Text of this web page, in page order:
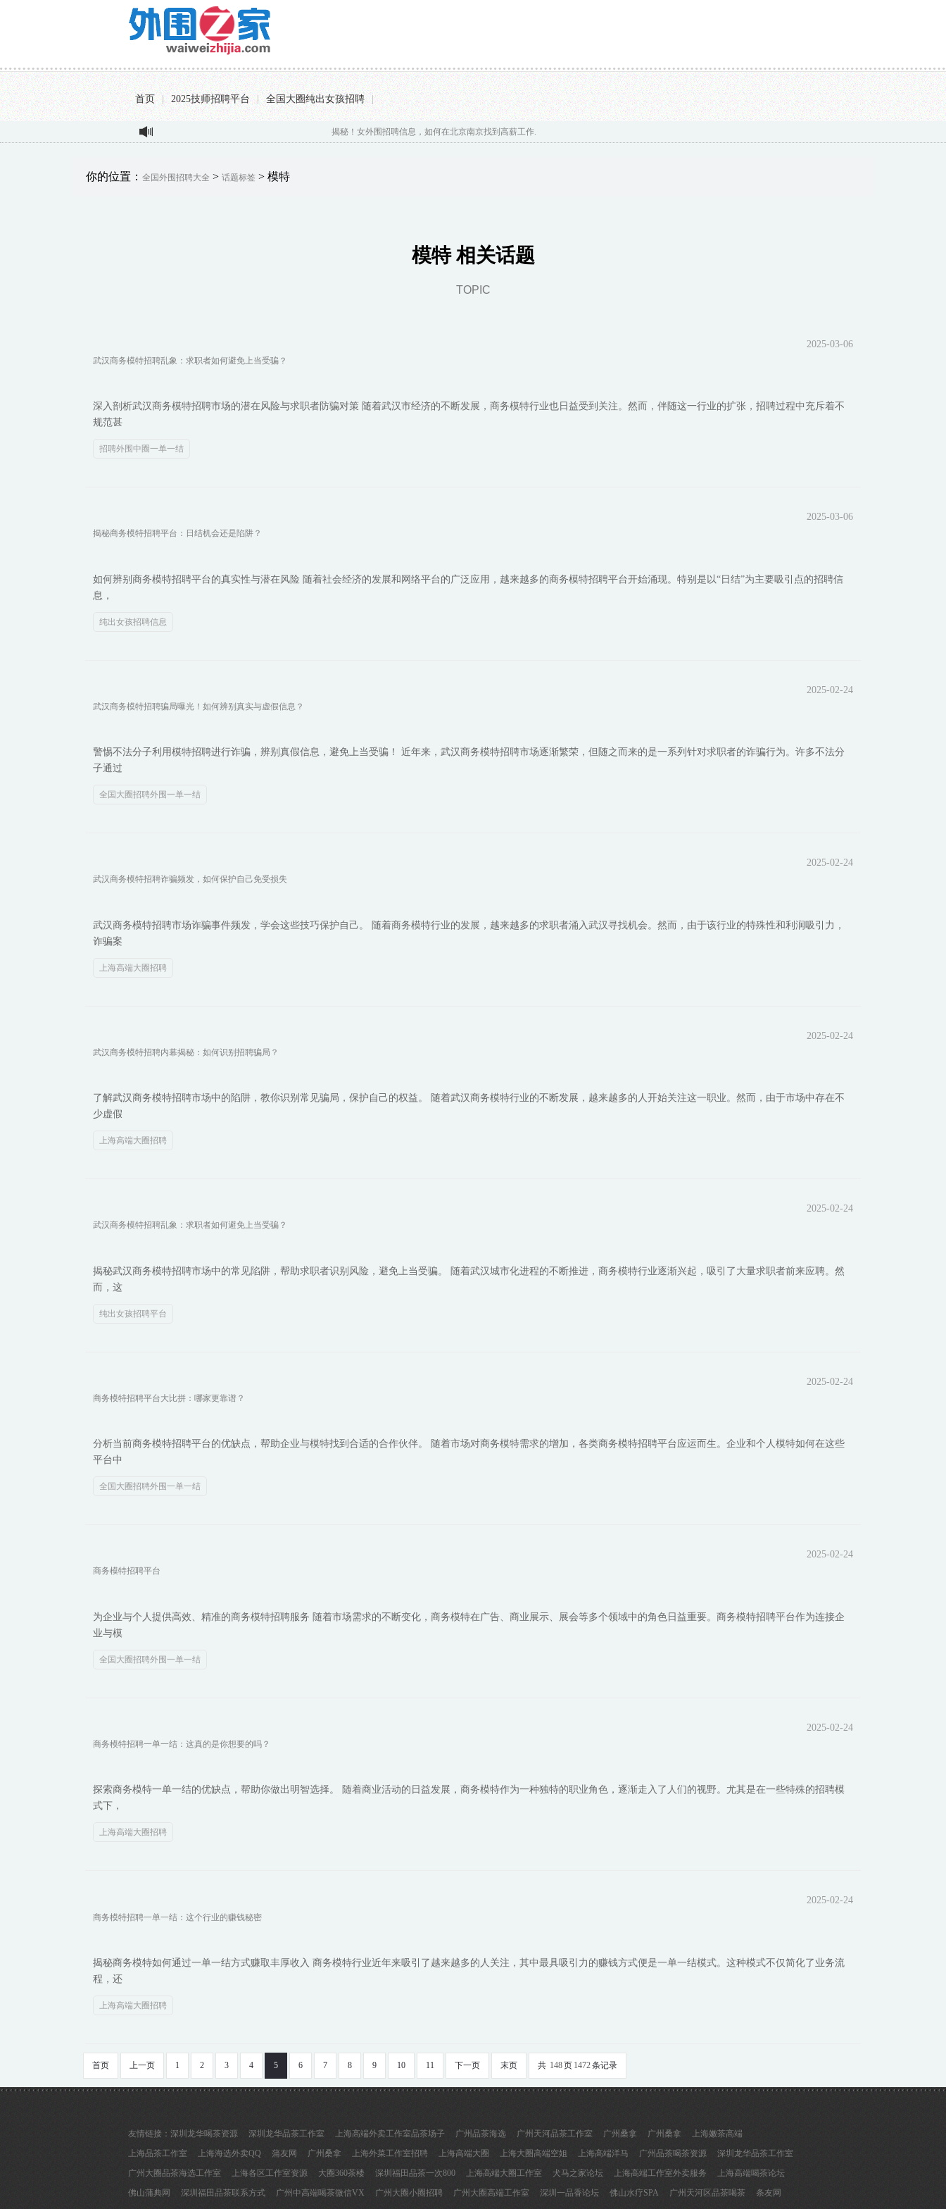
首页 | 2025技师招聘平台 | 全国大圈纯出女孩招聘 |
揭秘！女外围招聘信息，如何在北京南京找到高薪工作... 做外围是什么职业...
你的位置： 全国外围招聘大全 > 话题标签 > 模特
模特 相关话题
TOPIC
武汉商务模特招聘乱象：求职者如何避免上当受骗？
2025-03-06
深入剖析武汉商务模特招聘市场的潜在风险与求职者防骗对策 随着武汉市经济的不断发展，商务模特行业也日益受到关注。然而，伴随这一行业的扩张，招聘过程中充斥着不
规范甚
招聘外围中圈一单一结
揭秘商务模特招聘平台：日结机会还是陷阱？
2025-03-06
如何辨别商务模特招聘平台的真实性与潜在风险 随着社会经济的发展和网络平台的广泛应用，越来越多的商务模特招聘平台开始涌现。特别是以“日结”为主要吸引点的招聘信
息，
纯出女孩招聘信息
武汉商务模特招聘骗局曝光！如何辨别真实与虚假信息？
2025-02-24
警惕不法分子利用模特招聘进行诈骗，辨别真假信息，避免上当受骗！ 近年来，武汉商务模特招聘市场逐渐繁荣，但随之而来的是一系列针对求职者的诈骗行为。许多不法分
子通过
全国大圈招聘外围一单一结
武汉商务模特招聘诈骗频发，如何保护自己免受损失
2025-02-24
武汉商务模特招聘市场诈骗事件频发，学会这些技巧保护自己。 随着商务模特行业的发展，越来越多的求职者涌入武汉寻找机会。然而，由于该行业的特殊性和利润吸引力，
诈骗案
上海高端大圈招聘
武汉商务模特招聘内幕揭秘：如何识别招聘骗局？
2025-02-24
了解武汉商务模特招聘市场中的陷阱，教你识别常见骗局，保护自己的权益。 随着武汉商务模特行业的不断发展，越来越多的人开始关注这一职业。然而，由于市场中存在不
少虚假
上海高端大圈招聘
武汉商务模特招聘乱象：求职者如何避免上当受骗？
2025-02-24
揭秘武汉商务模特招聘市场中的常见陷阱，帮助求职者识别风险，避免上当受骗。 随着武汉城市化进程的不断推进，商务模特行业逐渐兴起，吸引了大量求职者前来应聘。然
而，这
纯出女孩招聘平台
商务模特招聘平台大比拼：哪家更靠谱？
2025-02-24
分析当前商务模特招聘平台的优缺点，帮助企业与模特找到合适的合作伙伴。 随着市场对商务模特需求的增加，各类商务模特招聘平台应运而生。企业和个人模特如何在这些
平台中
全国大圈招聘外围一单一结
商务模特招聘平台
2025-02-24
为企业与个人提供高效、精准的商务模特招聘服务 随着市场需求的不断变化，商务模特在广告、商业展示、展会等多个领域中的角色日益重要。商务模特招聘平台作为连接企
业与模
全国大圈招聘外围一单一结
商务模特招聘一单一结：这真的是你想要的吗？
2025-02-24
探索商务模特一单一结的优缺点，帮助你做出明智选择。 随着商业活动的日益发展，商务模特作为一种独特的职业角色，逐渐走入了人们的视野。尤其是在一些特殊的招聘模
式下，
上海高端大圈招聘
商务模特招聘一单一结：这个行业的赚钱秘密
2025-02-24
揭秘商务模特如何通过一单一结方式赚取丰厚收入 商务模特行业近年来吸引了越来越多的人关注，其中最具吸引力的赚钱方式便是一单一结模式。这种模式不仅简化了业务流
程，还
上海高端大圈招聘
首页 上一页 1 2 3 4 5 6 7 8 9 10 11 下一页 末页 共 148页 1472条记录
友情链接： 深圳龙华喝茶资源 深圳龙华品茶工作室 上海高端外卖工作室品茶场子 广州品茶海选 广州天河品茶工作室 广州桑拿 广州桑拿
上海嫩茶高端
上海品茶工作室
上海海选外卖QQ 蒲友网 广州桑拿 上海外菜工作室招聘 上海高端大圈 上海大圈高端空姐 上海高端洋马 广州品茶喝茶资源
深圳龙华品茶工作室
广州大圈品茶海选工作室
上海各区工作室资源 大圈360茶楼 深圳福田品茶一次800 上海高端大圈工作室 犬马之家论坛 上海高端工作室外卖服务
上海高端喝茶论坛
佛山蒲典网
深圳福田品茶联系方式 广州中高端喝茶微信VX 广州大圈小圈招聘 广州大圈高端工作室 深圳一品香论坛 佛山水疗SPA 广州天河区品茶喝茶 条友网